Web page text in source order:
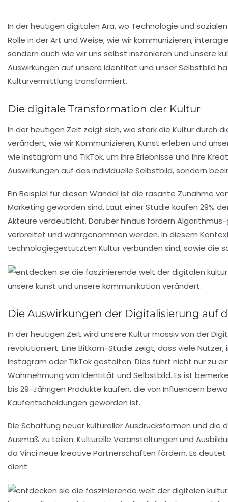
In der heutigen digitalen Ära, wo Technologie und
Rolle in der Art und Weise, wie wir kommunizieren,
sondern auch wie wir uns selbst inszenieren und unsere
Auswirkungen auf unsere Identität und unserSelbstbild
Kulturvermittlung transformiert.
Die digitale Transformation der Kultur
In der heutigen Zeit zeigt sich, wie stark die Kultur durch
verändert, wie wirKommunizieren,Kunst erleben und
wie Instagram und TikTok, um ihre Erlebnisse und ihre
Auswirkungen auf das individuelle Selbstbild, sondern
Ein Beispiel für diesen Wandel ist die rasante Zunahme
Marketing geworden sind. Laut einer Studie kaufen 29%
Akteure verdeutlicht. Darüber hinaus fördern Algorithmus-
verbreitet und wahrgenommen werden. In diesem
technologiegestützten Kulturverbunden sind, sowie die
Die Auswirkungen der Digitalisierung auf
In der heutigen Zeit wird unsere Kultur massiv von der
revolutioniert. Eine Bitkom-Studie zeigt, dass viele
Instagram oder TikTok gestalten. Dies führt nicht nur zu
Wahrnehmung von Identität und Selbstbild. Es ist
bis 29-Jährigen Produkte kaufen, die von Influencern
Kaufentscheidungen geworden ist.
Die Schaffung neuerkultureller Ausdrucksformen und die
Ausmaß zu teilen. Kulturelle Veranstaltungen und
da Vinci neue kreative Partnerschaften fördern. Es
dient.